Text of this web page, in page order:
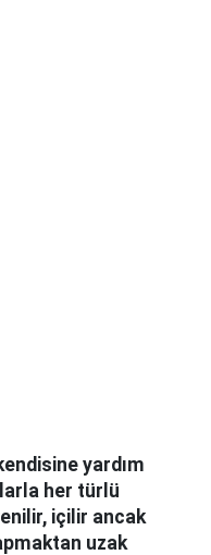
yardım
her türlü
içilir ancak
uzak